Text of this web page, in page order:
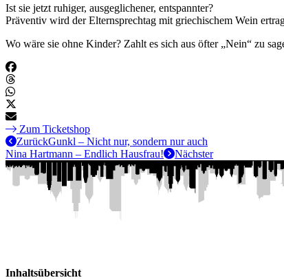
Ist sie jetzt ruhiger, ausgeglichener, entspannter?
Präventiv wird der Elternsprechtag mit griechischem Wein
Wo wäre sie ohne Kinder? Zahlt es sich aus öfter „Nein“ zu
Zum Ticketshop
ZurückGunkl – Nicht nur, sondern nur auch
Nina Hartmann – Endlich Hausfrau!
Nächster
Inhaltsübersicht